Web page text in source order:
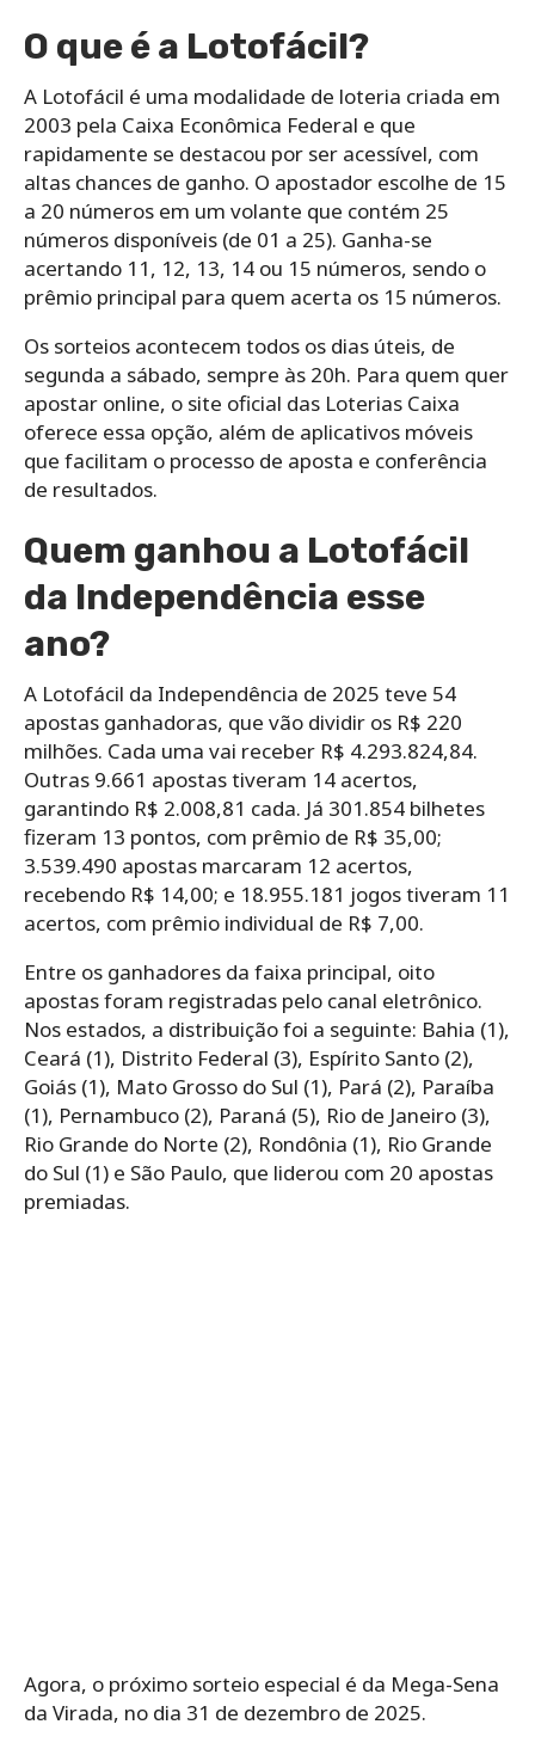
O que é a Lotofácil?
A Lotofácil é uma modalidade de loteria criada em
2003 pela Caixa Econômica Federal e que
rapidamente se destacou por ser acessível, com
altas chances de ganho. O apostador escolhe de 15
a 20 números em um volante que contém 25
números disponíveis (de 01 a 25). Ganha-se
acertando 11, 12, 13, 14 ou 15 números, sendo o
prêmio principal para quem acerta os 15 números.
Os sorteios acontecem todos os dias úteis, de
segunda a sábado, sempre às 20h. Para quem quer
apostar online, o site oficial das Loterias Caixa
oferece essa opção, além de aplicativos móveis
que facilitam o processo de aposta e conferência
de resultados.
Quem ganhou a Lotofácil
da Independência esse
ano?
A Lotofácil da Independência de 2025 teve 54
apostas ganhadoras, que vão dividir os R$ 220
milhões. Cada uma vai receber R$ 4.293.824,84.
Outras 9.661 apostas tiveram 14 acertos,
garantindo R$ 2.008,81 cada. Já 301.854 bilhetes
fizeram 13 pontos, com prêmio de R$ 35,00;
3.539.490 apostas marcaram 12 acertos,
recebendo R$ 14,00; e 18.955.181 jogos tiveram 11
acertos, com prêmio individual de R$ 7,00.
Entre os ganhadores da faixa principal, oito
apostas foram registradas pelo canal eletrônico.
Nos estados, a distribuição foi a seguinte: Bahia (1),
Ceará (1), Distrito Federal (3), Espírito Santo (2),
Goiás (1), Mato Grosso do Sul (1), Pará (2), Paraíba
(1), Pernambuco (2), Paraná (5), Rio de Janeiro (3),
Rio Grande do Norte (2), Rondônia (1), Rio Grande
do Sul (1) e São Paulo, que liderou com 20 apostas
premiadas.
Agora, o próximo sorteio especial é da Mega-Sena
da Virada, no dia 31 de dezembro de 2025.